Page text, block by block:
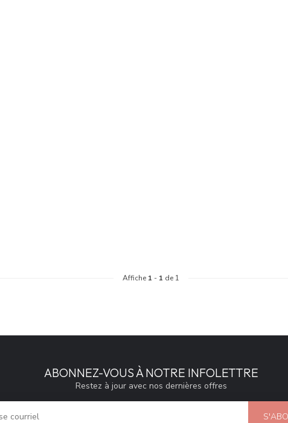
Affiche 1 - 1 de 1
ABONNEZ-VOUS À NOTRE INFOLETTRE
Restez à jour avec nos dernières offres